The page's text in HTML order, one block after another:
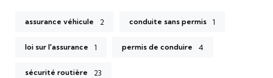
assurance véhicule 2 conduite sans permis 1
loi sur l'assurance 1 permis de conduire 4
sécurité routière 23